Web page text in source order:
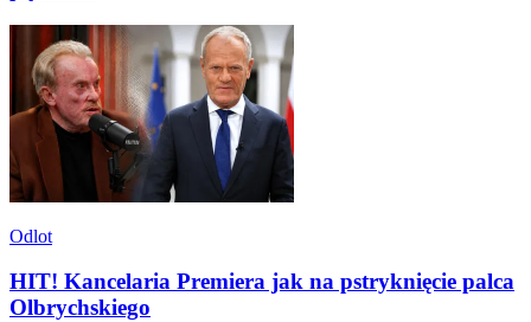
Odlot
HIT! Kancelaria Premiera jak na pstryknięcie palca
Olbrychskiego